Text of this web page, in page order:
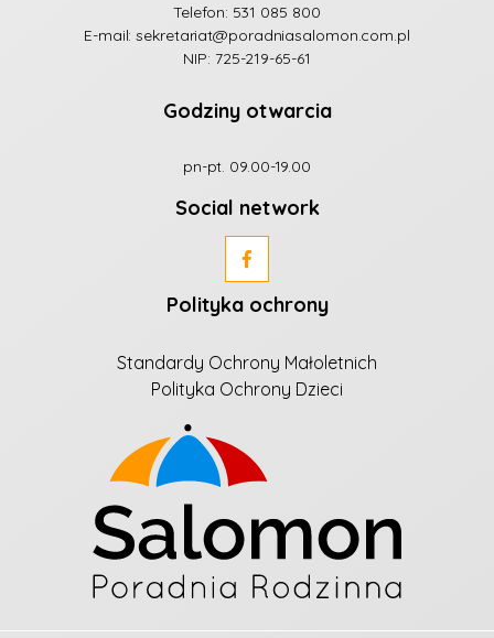
Telefon: 531 085 800
E-mail:sekretariat@poradniasalomon.com.pl
NIP: 725-219-65-61
Godziny otwarcia
pn-pt. 09.00-19.00
Social network
Polityka ochrony
Standardy Ochrony Małoletnich
Polityka Ochrony Dzieci